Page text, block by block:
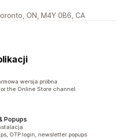
ON, M4Y 0B6, CA
wersja próbna
the Online Store channel
Popups
OTP login, newsletter popups